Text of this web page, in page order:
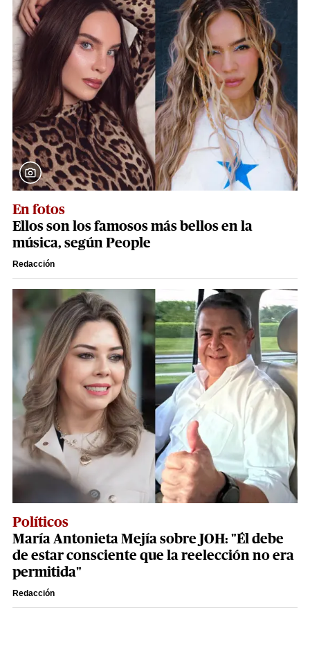
En fotos
Ellos son los famosos más bellos en la
música, según People
Redacción
Políticos
María Antonieta Mejía sobre JOH: "Él debe
de estar consciente que la reelección no era
permitida"
Redacción